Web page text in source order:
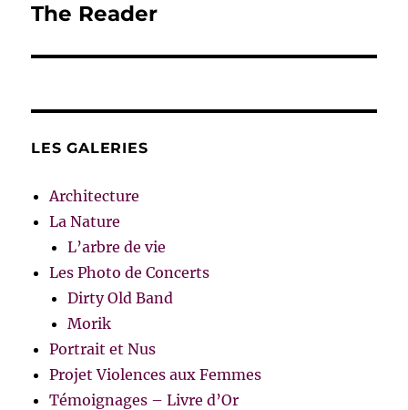
Publication
The Reader
LES GALERIES
Architecture
La Nature
L’arbre de vie
Les Photo de Concerts
Dirty Old Band
Morik
Portrait et Nus
Projet Violences aux Femmes
Témoignages – Livre d’Or